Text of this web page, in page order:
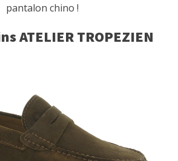
pantalon chino !
ATELIER TROPEZIEN